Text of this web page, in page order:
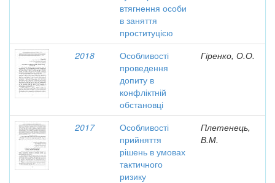
втягнення особи
в заняття
проституцією
2018
Особливості
проведення
допиту в
конфліктній
обстановці
Гіренко, О.О.
2017
Особливості
прийняття
рішень в умовах
тактичного
ризику
Плетенець,
В.М.